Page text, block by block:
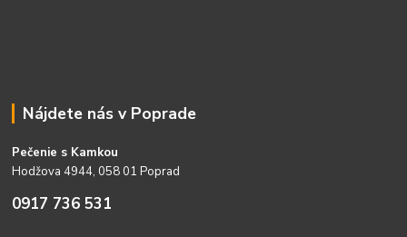
Nájdete nás v Poprade
Pečenie s Kamkou
Hodžova 4944, 058 01 Poprad
0917 736 531